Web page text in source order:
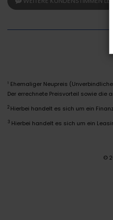
1 Ehemaliger Neupreis
Der errechnete Preisvorteil sowie
2 Hierbei handelt es sich um ein
3 Hierbei handelt es sich um ein
©